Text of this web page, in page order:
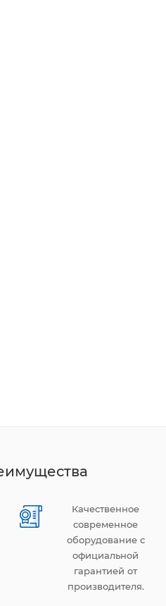
Качественное
современное
оборудование с
официальной
гарантией от
производителя.